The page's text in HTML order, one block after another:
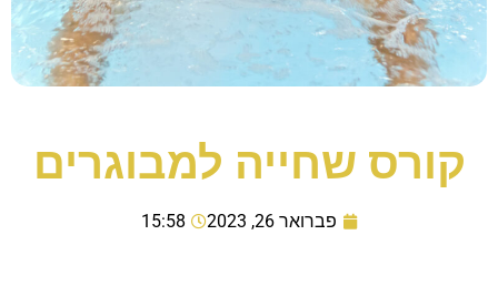
קורס שחייה למבוגרים
פברואר 26, 2023 15:58